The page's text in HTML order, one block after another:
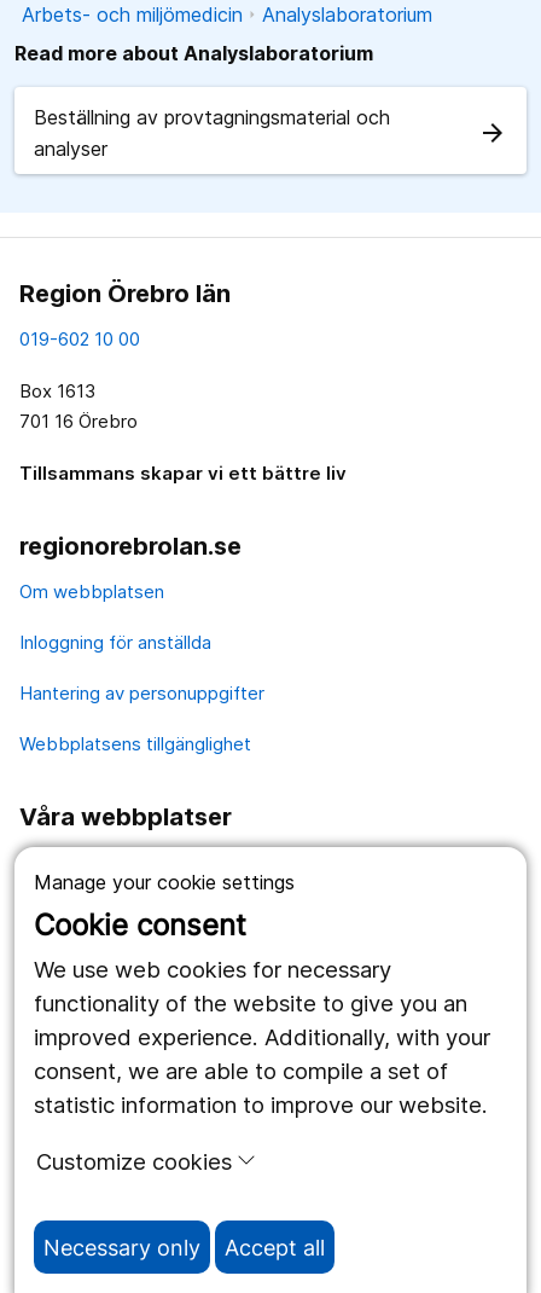
Manage your cookie settings
Cookie consent
We use web cookies for necessary
functionality of the website to give you an
improved experience. Additionally, with your
consent, we are able to compile a set of
statistic information to improve our website.
Customize cookies
Necessary only Accept all
Arbets- och miljömedicin
Analyslaboratorium
Read more about Analyslaboratorium
Beställning av provtagningsmaterial och
analyser
arrow_forward
Region Örebro län
019-602 10 00
Box 1613
701 16 Örebro
Tillsammans skapar vi ett bättre liv
regionorebrolan.se
Om webbplatsen
Inloggning för anställda
Hantering av personuppgifter
Webbplatsens tillgänglighet
Våra webbplatser
Länstrafiken
Region Örebro län
Följ oss
Facebook